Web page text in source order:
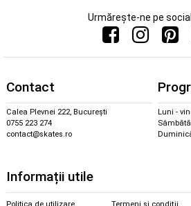
Urmărește-ne pe
Contact
Calea Plevnei 222, București
0755 223 274
contact@skates.ro
Luni -
Informații utile
Politica de utilizare
Termeni și condiții